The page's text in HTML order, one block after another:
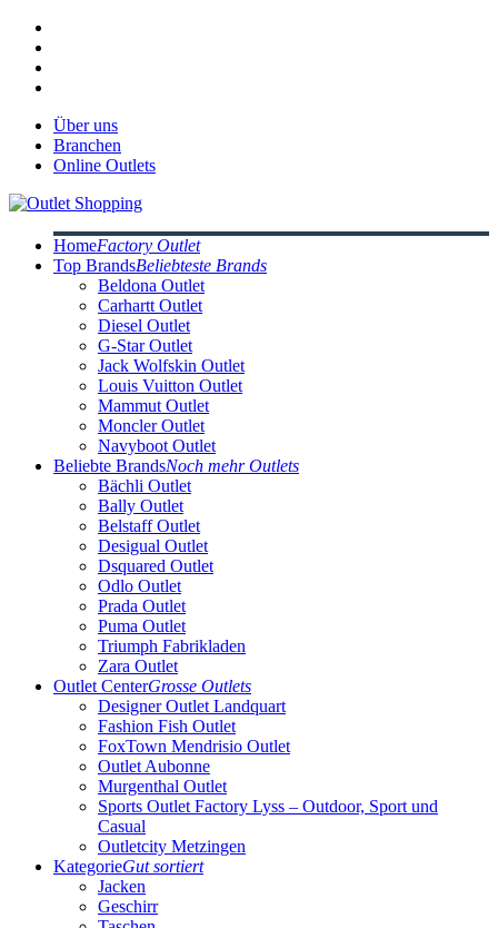
Über uns
Branchen
Online Outlets
HomeFactory Outlet
Top BrandsBeliebteste Brands
Beldona Outlet
Carhartt Outlet
Diesel Outlet
G-Star Outlet
Jack Wolfskin Outlet
Louis Vuitton Outlet
Mammut Outlet
Moncler Outlet
Navyboot Outlet
Beliebte BrandsNoch mehr Outlets
Bächli Outlet
Bally Outlet
Belstaff Outlet
Desigual Outlet
Dsquared Outlet
Odlo Outlet
Prada Outlet
Puma Outlet
Triumph Fabrikladen
Zara Outlet
Outlet CenterGrosse Outlets
Designer Outlet Landquart
Fashion Fish Outlet
FoxTown Mendrisio Outlet
Outlet Aubonne
Murgenthal Outlet
Sports Outlet Factory Lyss – Outdoor, Sport und
Casual
Outletcity Metzingen
KategorieGut sortiert
Jacken
Geschirr